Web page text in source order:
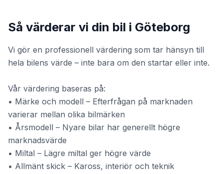
Så värderar vi din bil i Göteborg
Vi gör en professionell värdering som tar hänsyn till
hela bilens värde – inte bara om den startar eller inte.
Vår värdering baseras på:
• Märke och modell – Efterfrågan på marknaden
varierar mellan olika bilmärken
• Årsmodell – Nyare bilar har generellt högre
marknadsvärde
• Miltal – Lägre miltal ger högre värde
• Allmänt skick – Kaross, interiör och teknik